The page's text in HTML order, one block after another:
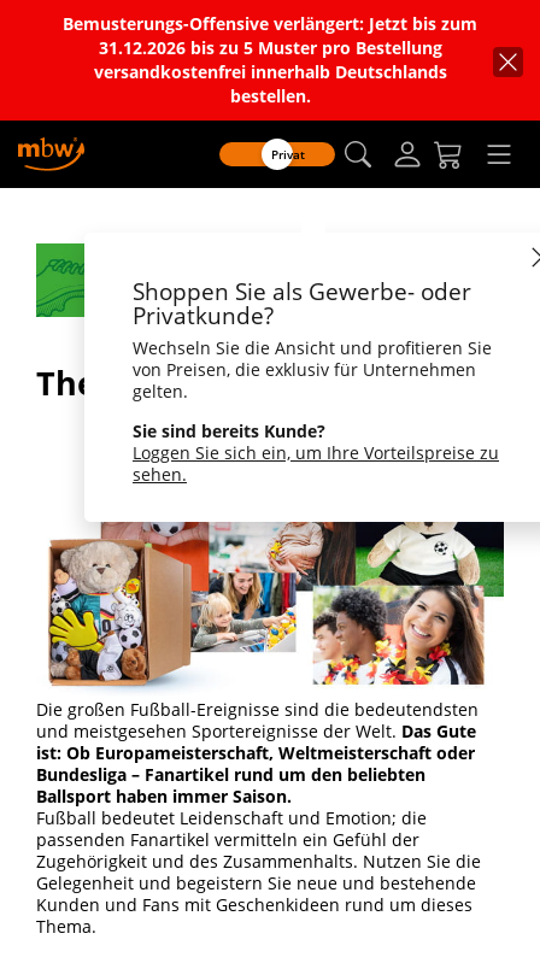
Bemusterungs-Offensive verlängert: Jetzt bis zum
31.12.2026 bis zu 5 Muster pro Bestellung
versandkostenfrei innerhalb Deutschlands
bestellen.
Privat
Shoppen Sie als Gewerbe- oder
Privatkunde?
Wechseln Sie die Ansicht und profitieren Sie
von Preisen, die exklusiv für Unternehmen
gelten.
Sie sind bereits Kunde?
Loggen Sie sich ein, um Ihre Vorteilspreise zu
sehen.
Themenbox Fußball
Die großen Fußball-Ereignisse sind die bedeutendsten
und meistgesehen Sportereignisse der Welt. Das Gute
ist: Ob Europameisterschaft, Weltmeisterschaft oder
Bundesliga – Fanartikel rund um den beliebten
Ballsport haben immer Saison.
Fußball bedeutet Leidenschaft und Emotion; die
passenden Fanartikel vermitteln ein Gefühl der
Zugehörigkeit und des Zusammenhalts. Nutzen Sie die
Gelegenheit und begeistern Sie neue und bestehende
Kunden und Fans mit Geschenkideen rund um dieses
Thema.